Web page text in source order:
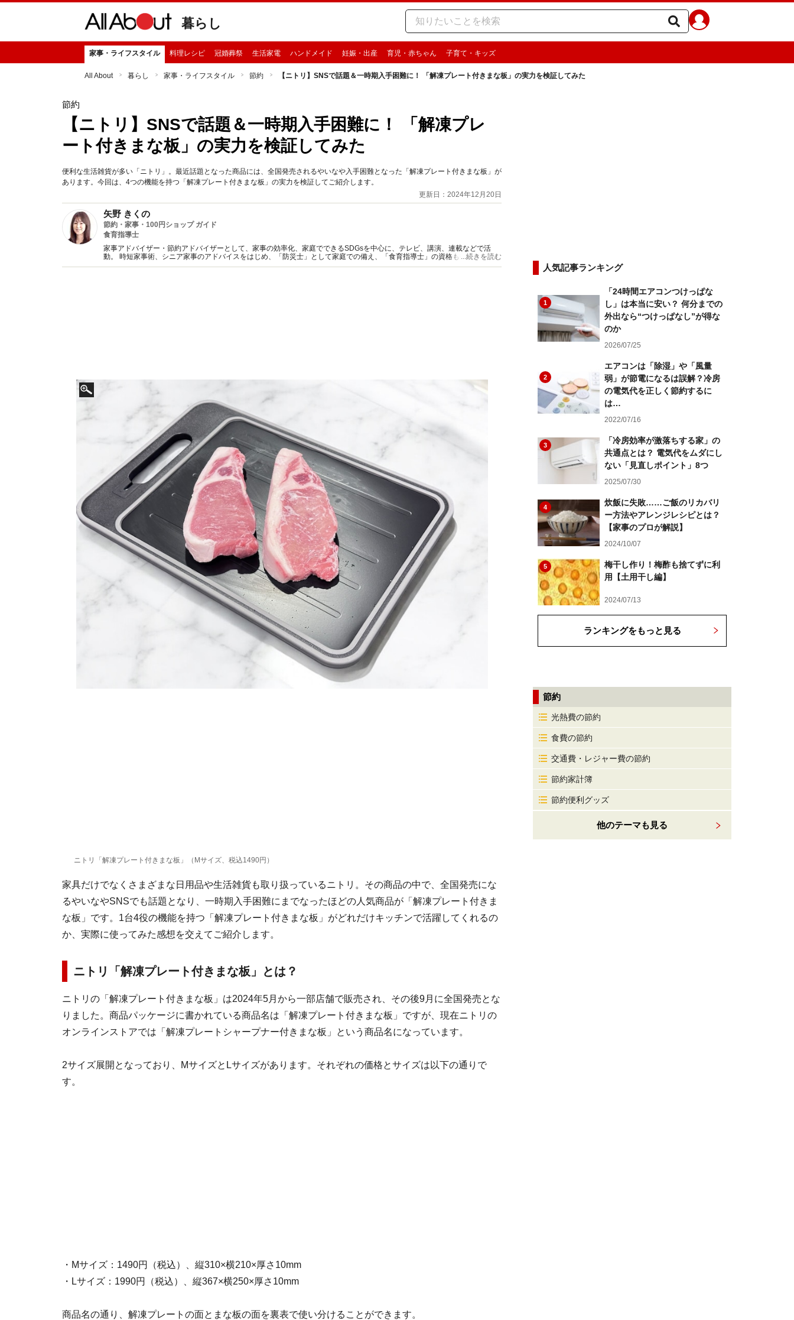
暮らし
家事・ライフスタイル 料理レシピ 冠婚葬祭 生活家電 ハンドメイド 妊娠・出産 育児・赤ちゃん 子育て・キッズ
All About 暮らし 家事・ライフスタイル 節約 【ニトリ】SNSで話題＆一時期入手困難に！ 「解凍プレート付きまな板」の実力を検証してみた
節約
【ニトリ】SNSで話題＆一時期入手困難に！ 「解凍プレ
ート付きまな板」の実力を検証してみた
便利な生活雑貨が多い「ニトリ」。最近話題となった商品には、全国発売されるやいなや入手困難となった「解凍プレート付きまな板」が
あります。今回は、4つの機能を持つ「解凍プレート付きまな板」の実力を検証してご紹介します。
更新日：2024年12月20日
矢野 きくの
節約・家事・100円ショップ ガイド
食育指導士
家事アドバイザー・節約アドバイザーとして、家事の効率化、家庭でできるSDGsを中心に、テレビ、講演、連載などで活
動。 時短家事術、シニア家事のアドバイスをはじめ、「防災士」として家庭での備え、「食育指導士」の資格も持ち食品ロ
ス削減をテーマにした講演など【著書】シンプルライフの節約リスト（講談社）他。
...続きを読む
ニトリ「解凍プレート付きまな板」（Mサイズ、税込1490円）
家具だけでなくさまざまな日用品や生活雑貨も取り扱っているニトリ。その商品の中で、全国発売にな
るやいなやSNSでも話題となり、一時期入手困難にまでなったほどの人気商品が「解凍プレート付きま
な板」です。1台4役の機能を持つ「解凍プレート付きまな板」がどれだけキッチンで活躍してくれるの
か、実際に使ってみた感想を交えてご紹介します。
ニトリ「解凍プレート付きまな板」とは？
ニトリの「解凍プレート付きまな板」は2024年5月から一部店舗で販売され、その後9月に全国発売とな
りました。商品パッケージに書かれている商品名は「解凍プレート付きまな板」ですが、現在ニトリの
オンラインストアでは「解凍プレートシャープナー付きまな板」という商品名になっています。
2サイズ展開となっており、MサイズとLサイズがあります。それぞれの価格とサイズは以下の通りで
す。
・Mサイズ：1490円（税込）、縦310×横210×厚さ10mm
・Lサイズ：1990円（税込）、縦367×横250×厚さ10mm
商品名の通り、解凍プレートの面とまな板の面を裏表で使い分けることができます。
人気記事ランキング
1
「24時間エアコンつけっぱな
し」は本当に安い？ 何分までの
外出なら“つけっぱなし”が得な
のか
2026/07/25
2
エアコンは「除湿」や「風量
弱」が節電になるは誤解？冷房
の電気代を正しく節約するに
は…
2022/07/16
3
「冷房効率が激落ちする家」の
共通点とは？ 電気代をムダにし
ない「見直しポイント」8つ
2025/07/30
4
炊飯に失敗……ご飯のリカバリ
ー方法やアレンジレシピとは？
【家事のプロが解説】
2024/10/07
5
梅干し作り！梅酢も捨てずに利
用【土用干し編】
2024/07/13
ランキングをもっと見る
節約
光熱費の節約
食費の節約
交通費・レジャー費の節約
節約家計簿
節約便利グッズ
他のテーマも見る